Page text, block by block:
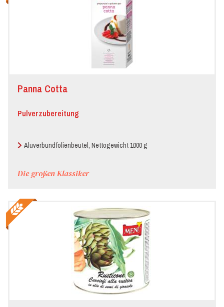
Panna Cotta
Pulverzubereitung
Aluverbundfolienbeutel, Nettogewicht 1000 g
Die großen Klassiker